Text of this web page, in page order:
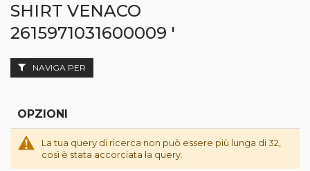
SHIRT VENACO
2615971031600009 '
La tua query di ricerca non può essere più lunga di 32,
così è stata accorciata la query.
NAVIGA PER
OPZIONI